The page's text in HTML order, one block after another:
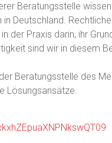
Beratungsstelle
Deutschland.
der Praxis darin, ihr
sind wir in diesem
Beratungsstelle des
Lösungsansätze.